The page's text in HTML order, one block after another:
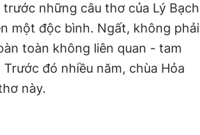
những câu thơ của Lý Bạch
một độc bình. Ngất, không phải
toàn không liên quan - tam
đó nhiều năm, chùa Hỏa
này.